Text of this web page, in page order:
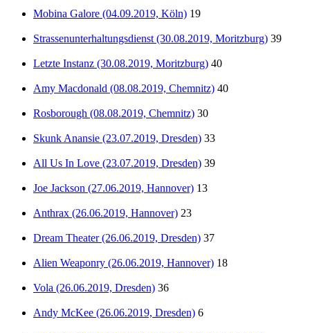
Mobina Galore (04.09.2019, Köln) 19
Strassenunterhaltungsdienst (30.08.2019, Moritzburg) 39
Letzte Instanz (30.08.2019, Moritzburg) 40
Amy Macdonald (08.08.2019, Chemnitz) 40
Rosborough (08.08.2019, Chemnitz) 30
Skunk Anansie (23.07.2019, Dresden) 33
All Us In Love (23.07.2019, Dresden) 39
Joe Jackson (27.06.2019, Hannover) 13
Anthrax (26.06.2019, Hannover) 23
Dream Theater (26.06.2019, Dresden) 37
Alien Weaponry (26.06.2019, Hannover) 18
Vola (26.06.2019, Dresden) 36
Andy McKee (26.06.2019, Dresden) 6